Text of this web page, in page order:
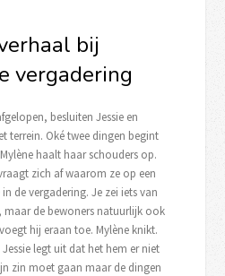
bij
vergadering
besluiten Jessie en
terrein. Oké twee dingen begint
haalt haar schouders op.
zich af waarom ze op een
de vergadering. Je zei iets van
de bewoners natuurlijk ook
hij eraan toe. Mylène knikt.
legt uit dat het hem er niet
zin moet gaan maar de dingen